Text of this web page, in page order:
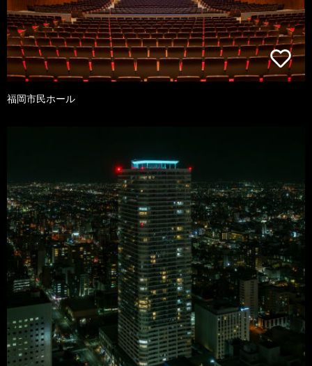
福岡市民ホール